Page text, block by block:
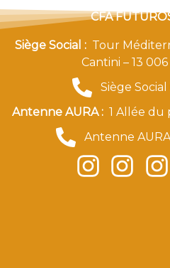
CFA
Siège Social : Tour
Cantini – 13
Siège Social
Antenne AURA : 1 Allée du
Antenne